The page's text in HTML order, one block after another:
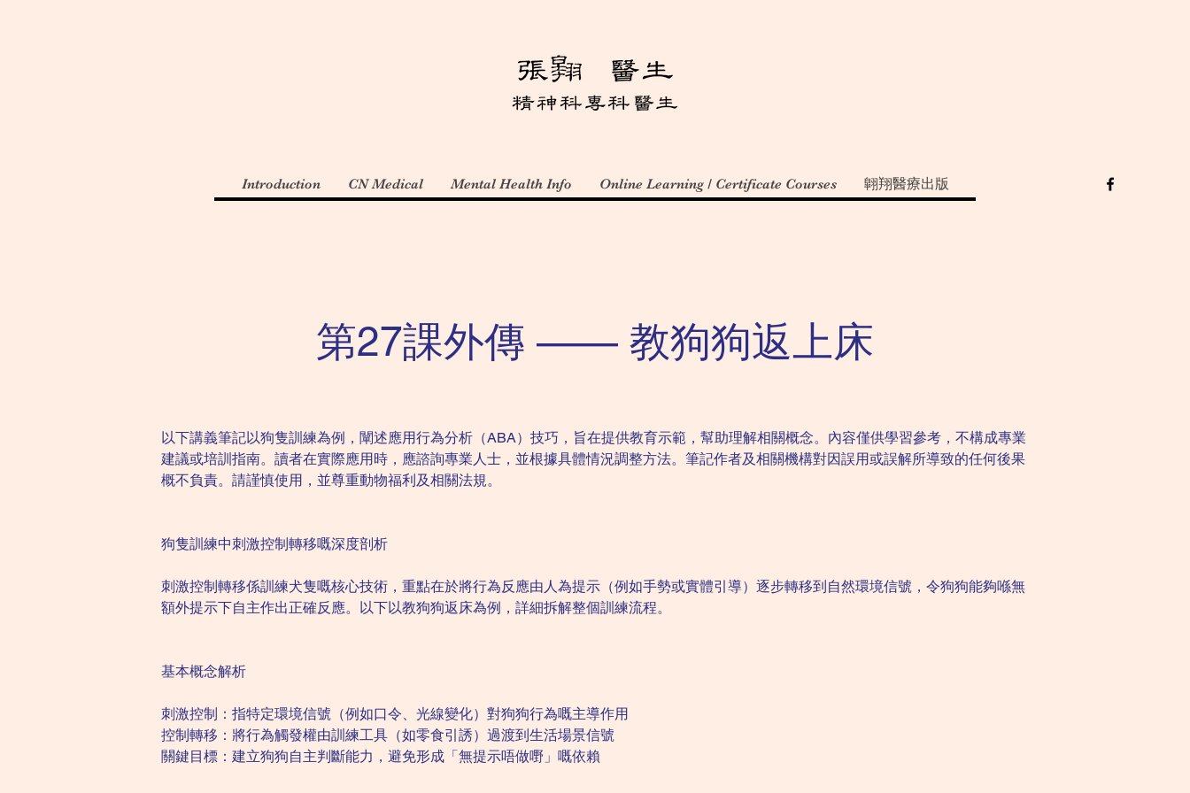
Introduction CN Medical Mental Health Info Online Learning / Certificate Courses 翺翔醫療出版
第27課外傳 —— 教狗狗返上床
以下講義筆記以狗隻訓練為例，闡述應用行為分析（ABA）技巧，旨在提供教育示範，幫助理解相關概念。內容僅供學習參考，不構成專業
建議或培訓指南。讀者在實際應用時，應諮詢專業人士，並根據具體情況調整方法。筆記作者及相關機構對因誤用或誤解所導致的任何後果
概不負責。請謹慎使用，並尊重動物福利及相關法規。
狗隻訓練中刺激控制轉移嘅深度剖析
刺激控制轉移係訓練犬隻嘅核心技術，重點在於將行為反應由人為提示（例如手勢或實體引導）逐步轉移到自然環境信號，令狗狗能夠喺無
額外提示下自主作出正確反應。以下以教狗狗返床為例，詳細拆解整個訓練流程。
基本概念解析
刺激控制：指特定環境信號（例如口令、光線變化）對狗狗行為嘅主導作用
控制轉移：將行為觸發權由訓練工具（如零食引誘）過渡到生活場景信號
關鍵目標：建立狗狗自主判斷能力，避免形成「無提示唔做嘢」嘅依賴